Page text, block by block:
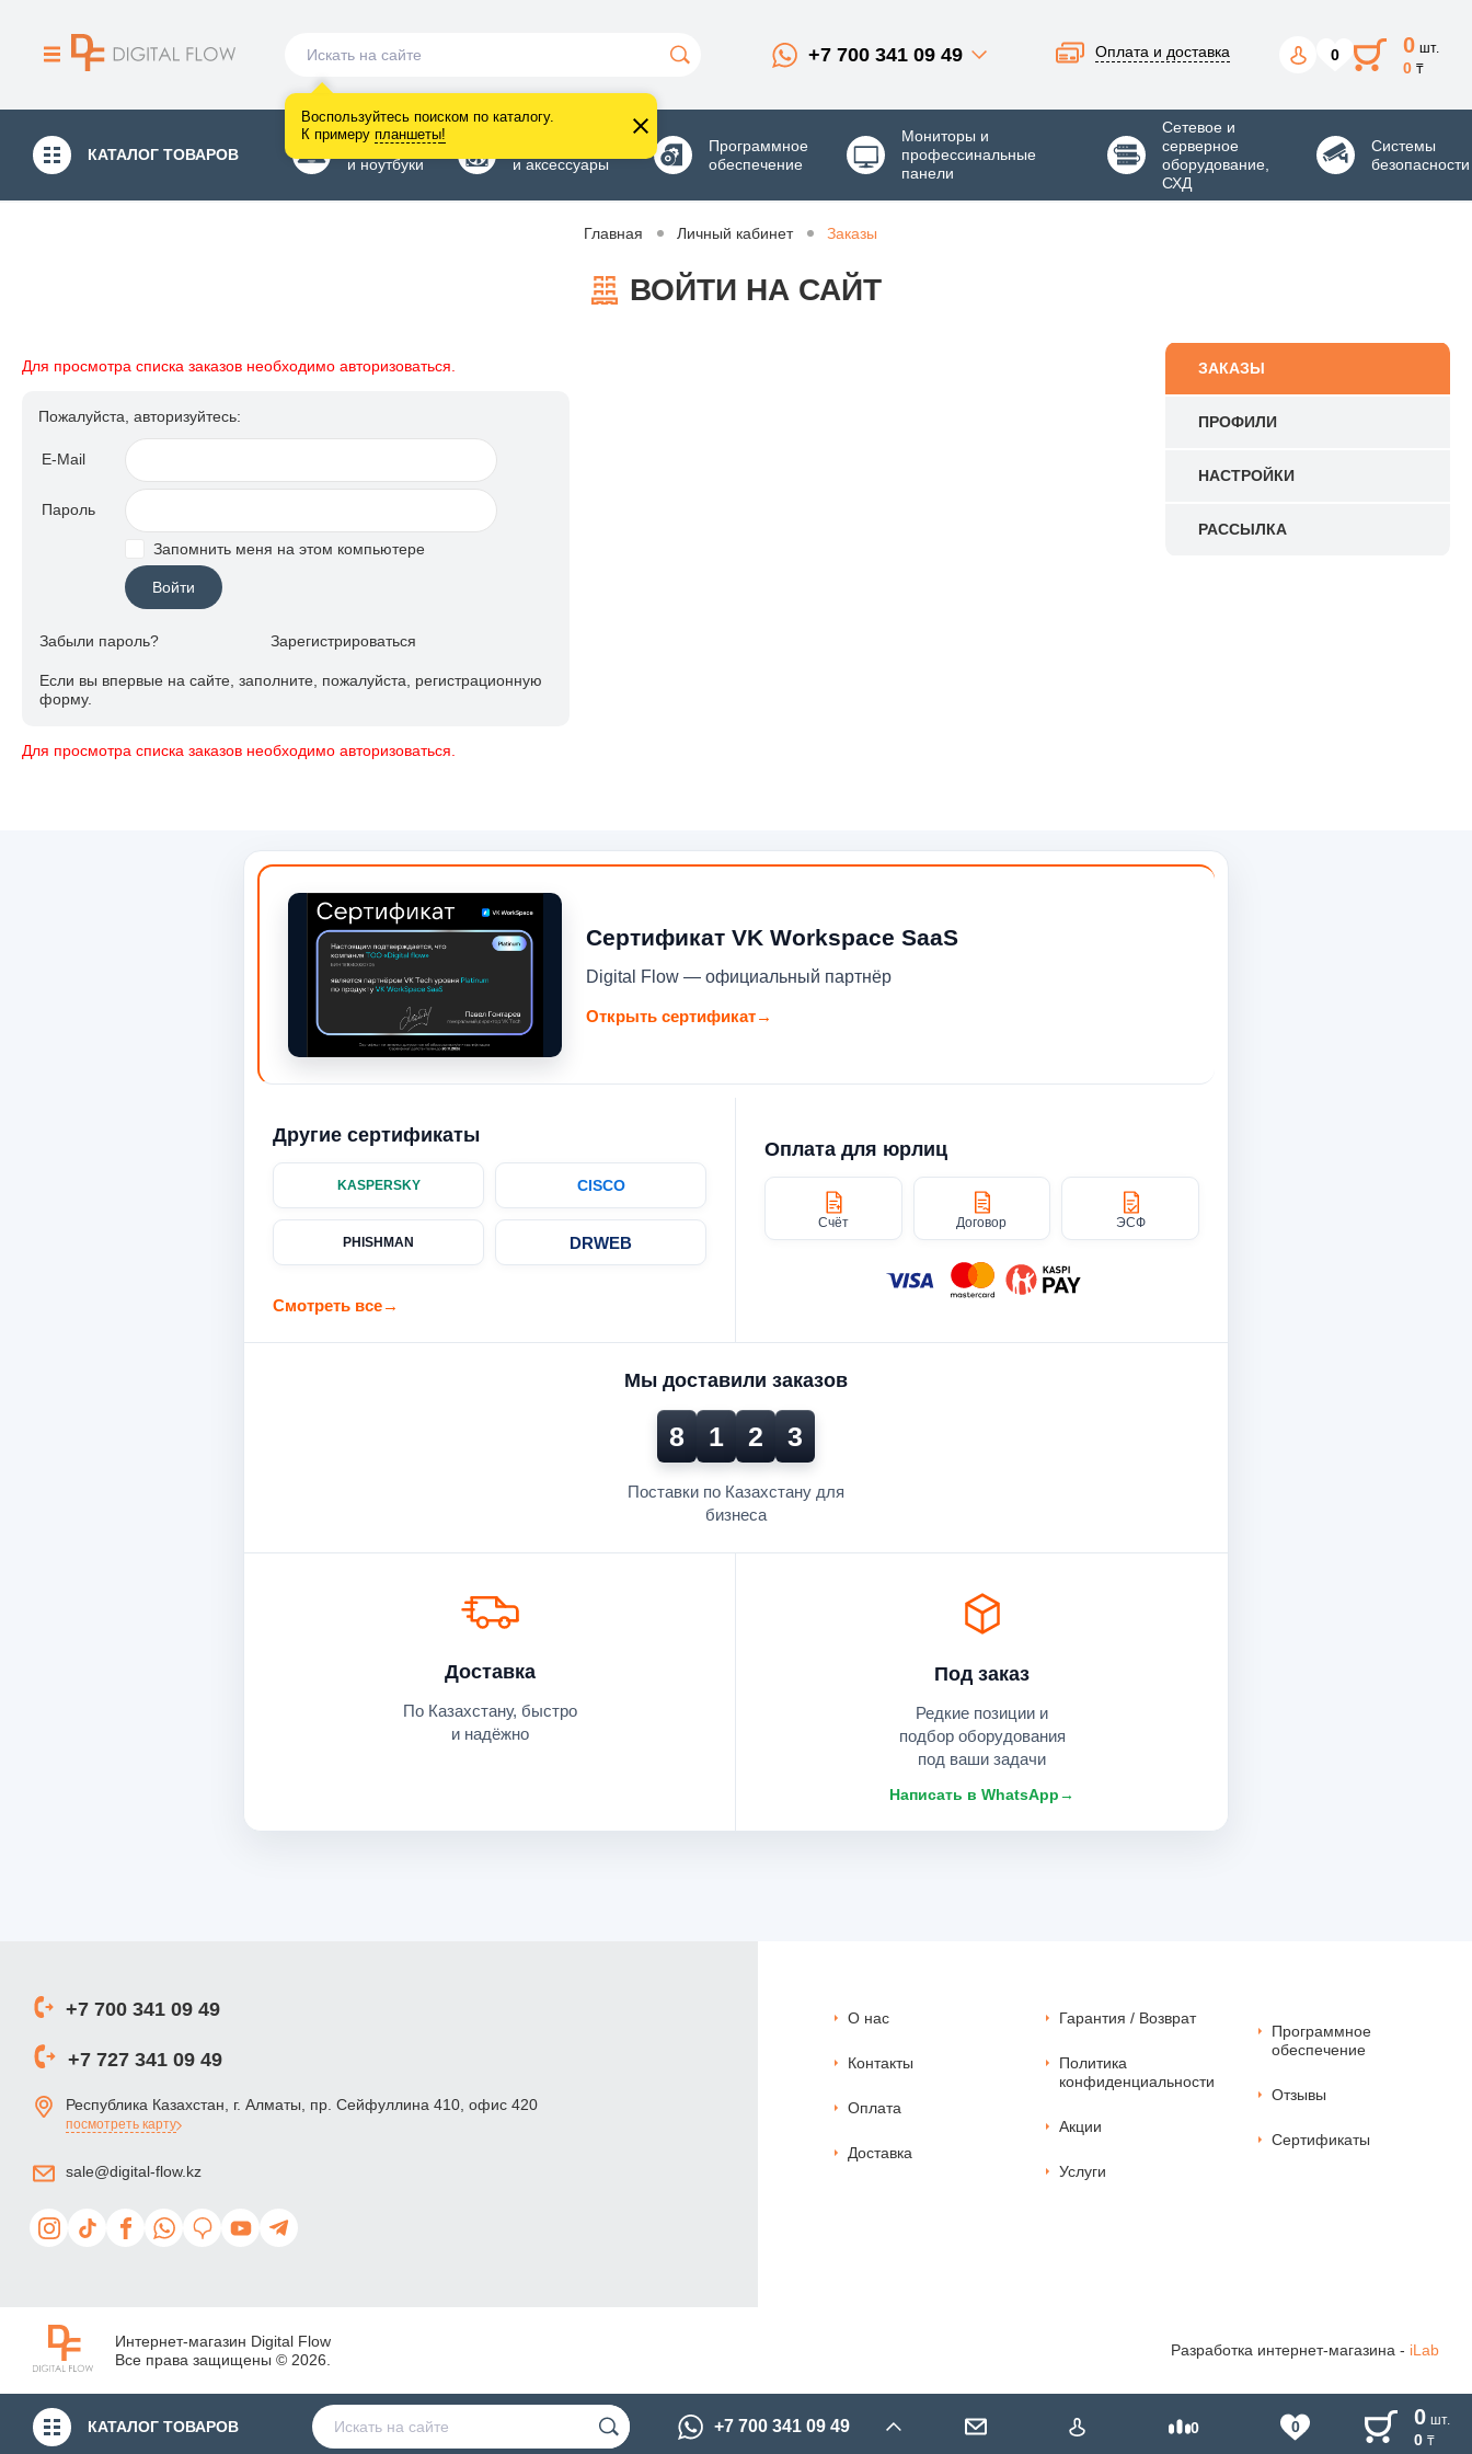
Воспользуйтесь поиском по каталогу.
К примеру планшеты!
+7 700 341 09 49 Оплата и доставка 0 0 шт.
0 ₸
КАТАЛОГ ТОВАРОВ
Компьютеры
и ноутбуки
и аксессуары
Программное
обеспечение
Мониторы и
профессинальные
панели
Сетевое и
серверное
оборудование,
СХД
Системы
безопасности
Главная Личный кабинет Заказы
ВОЙТИ НА САЙТ
Для просмотра списка заказов необходимо авторизоваться.
Пожалуйста, авторизуйтесь:
E-Mail
Пароль
Запомнить меня на этом компьютере
Забыли пароль? Зарегистрироваться
Если вы впервые на сайте, заполните, пожалуйста, регистрационную
форму.
Для просмотра списка заказов необходимо авторизоваться.
ЗАКАЗЫ
ПРОФИЛИ
НАСТРОЙКИ
РАССЫЛКА
Сертификат VK Workspace SaaS
Digital Flow — официальный партнёр
Открыть сертификат→
Другие сертификаты
KASPERSKY CISCO
PHISHMAN DRWEB
Смотреть все→
Оплата для юрлиц
Счёт Договор ЭСФ
Мы доставили заказов
8 1 2 3
Поставки по Казахстану для
бизнеса
Под заказ
Редкие позиции и
подбор оборудования
под ваши задачи
Написать в WhatsApp→
Доставка
По Казахстану, быстро
и надёжно
+7 700 341 09 49
+7 727 341 09 49
Республика Казахстан, г. Алматы, пр. Сейфуллина 410, офис 420
посмотреть карту
sale@digital-flow.kz
О нас
Контакты
Оплата
Доставка
Гарантия / Возврат
Политика
конфиденциальности
Акции
Услуги
Программное
обеспечение
Отзывы
Сертификаты
Интернет-магазин Digital Flow
Все права защищены © 2026.
Разработка интернет-магазина - iLab
КАТАЛОГ ТОВАРОВ +7 700 341 09 49 0 0 0 шт.
0 ₸